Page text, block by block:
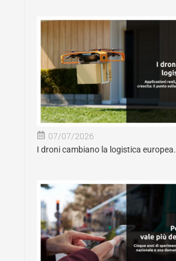
07/07/2026
I droni cambiano la logistica europea.